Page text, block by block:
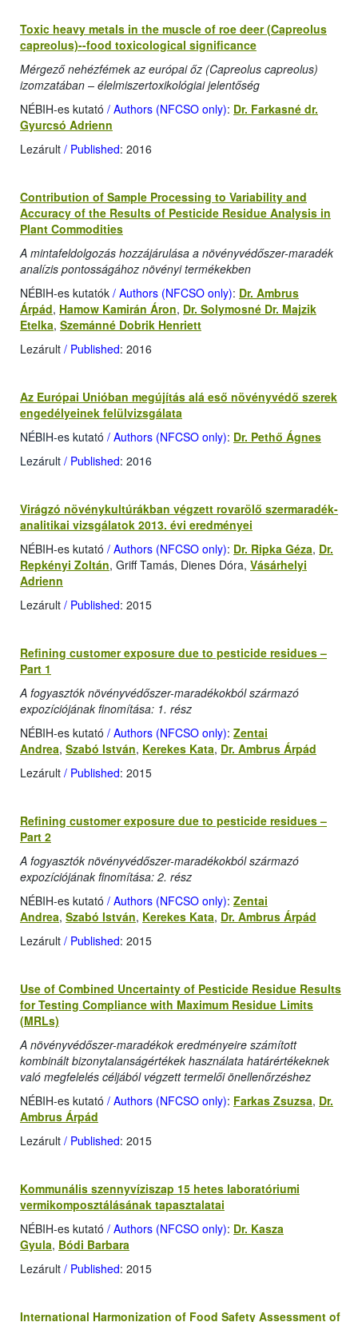
Toxic heavy metals in the muscle of roe deer (Capreolus
capreolus)--food toxicological significance
Mérgező nehézfémek az európai őz (Capreolus capreolus)
izomzatában – élelmiszertoxikológiai jelentőség
NÉBIH-es kutató / Authors (NFCSO only): Dr. Farkasné dr.
Gyurcsó Adrienn
Lezárult / Published: 2016
Contribution of Sample Processing to Variability and
Accuracy of the Results of Pesticide Residue Analysis in
Plant Commodities
A mintafeldolgozás hozzájárulása a növényvédőszer-maradék
analízis pontosságához növényi termékekben
NÉBIH-es kutatók / Authors (NFCSO only): Dr. Ambrus
Árpád, Hamow Kamirán Áron, Dr. Solymosné Dr. Majzik
Etelka, Szemánné Dobrik Henriett
Lezárult / Published: 2016
Az Európai Unióban megújítás alá eső növényvédő szerek
engedélyeinek felülvizsgálata
NÉBIH-es kutató / Authors (NFCSO only): Dr. Pethő Ágnes
Lezárult / Published: 2016
Virágzó növénykultúrákban végzett rovarölő szermaradék-
analitikai vizsgálatok 2013. évi eredményei
NÉBIH-es kutató / Authors (NFCSO only): Dr. Ripka Géza, Dr.
Repkényi Zoltán, Griff Tamás, Dienes Dóra, Vásárhelyi
Adrienn
Lezárult / Published: 2015
Refining customer exposure due to pesticide residues –
Part 1
A fogyasztók növényvédőszer-maradékokból származó
expozíciójának finomítása: 1. rész
NÉBIH-es kutató / Authors (NFCSO only): Zentai
Andrea, Szabó István, Kerekes Kata, Dr. Ambrus Árpád
Lezárult / Published: 2015
Refining customer exposure due to pesticide residues –
Part 2
A fogyasztók növényvédőszer-maradékokból származó
expozíciójának finomítása: 2. rész
NÉBIH-es kutató / Authors (NFCSO only): Zentai
Andrea, Szabó István, Kerekes Kata, Dr. Ambrus Árpád
Lezárult / Published: 2015
Use of Combined Uncertainty of Pesticide Residue Results
for Testing Compliance with Maximum Residue Limits
(MRLs)
A növényvédőszer-maradékok eredményeire számított
kombinált bizonytalanságértékek használata határértékeknek
való megfelelés céljából végzett termelői önellenőrzéshez
NÉBIH-es kutató / Authors (NFCSO only): Farkas Zsuzsa, Dr.
Ambrus Árpád
Lezárult / Published: 2015
Kommunális szennyvíziszap 15 hetes laboratóriumi
vermikomposztálásának tapasztalatai
NÉBIH-es kutató / Authors (NFCSO only): Dr. Kasza
Gyula, Bódi Barbara
Lezárult / Published: 2015
International Harmonization of Food Safety Assessment of